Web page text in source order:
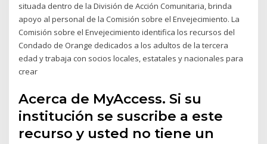
situada dentro de la División de Acción Comunitaria, brinda
apoyo al personal de la Comisión sobre el Envejecimiento. La
Comisión sobre el Envejecimiento identifica los recursos del
Condado de Orange dedicados a los adultos de la tercera
edad y trabaja con socios locales, estatales y nacionales para
crear
Acerca de MyAccess. Si su
institución se suscribe a este
recurso y usted no tiene un